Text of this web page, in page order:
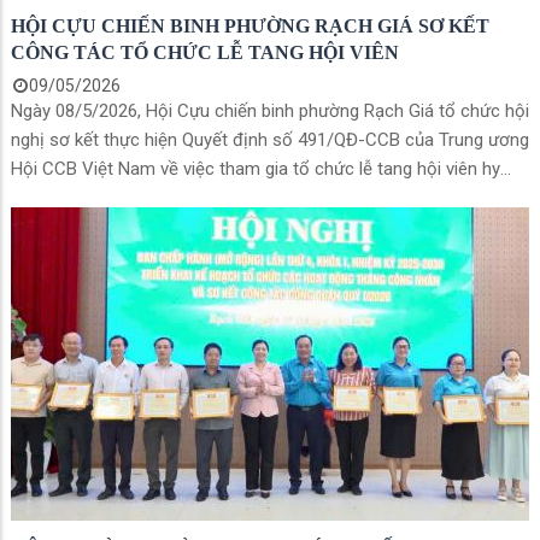
HỘI CỰU CHIẾN BINH PHƯỜNG RẠCH GIÁ SƠ KẾT
CÔNG TÁC TỔ CHỨC LỄ TANG HỘI VIÊN
09/05/2026
Ngày 08/5/2026, Hội Cựu chiến binh phường Rạch Giá tổ chức hội
nghị sơ kết thực hiện Quyết định số 491/QĐ-CCB của Trung ương
Hội CCB Việt Nam về việc tham gia tổ chức lễ tang hội viên hy